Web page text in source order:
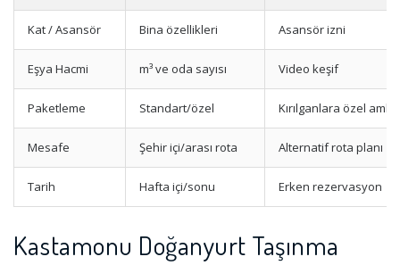
Kat / Asansör Bina özellikleri Asansör izni
Eşya Hacmi m³ ve oda sayısı Video keşif
Paketleme Standart/özel Kırılganlara özel
Mesafe Şehir içi/arası rota Alternatif rota planı
Tarih Hafta içi/sonu Erken rezervasyon
Kastamonu Doğanyurt Taşınma